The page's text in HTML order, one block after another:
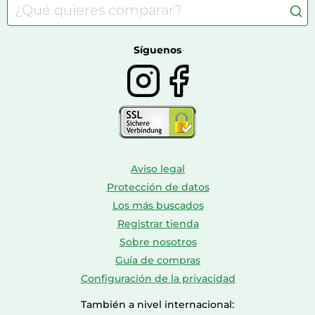
Consolas
Comida para perros
Farmacia veterinaria
Bolsos y maletas
Botas mujer
Síguenos
Aviso legal
Protección de datos
Los más buscados
Registrar tienda
Sobre nosotros
Guía de compras
Configuración de la privacidad
También a nivel internacional: